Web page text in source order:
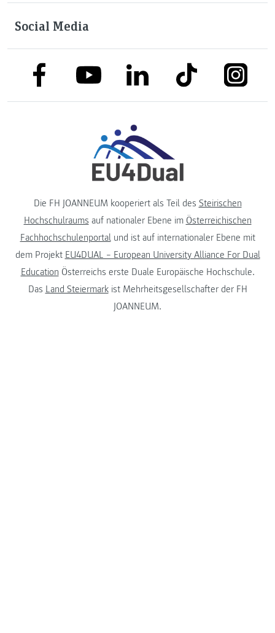
Social Media
link to facebooklink to youtubelink to linkedinlink to tiktok
Die FH JOANNEUM kooperiert als Teil des Steirischen
Hochschulraums auf nationaler Ebene im Österreichischen
Fachhochschulenportalund ist auf internationaler Ebene mit
dem Projekt EU4DUAL – European University Alliance For Dual
Education Österreichs erste Duale Europäische Hochschule.
Das Land Steiermarkist Mehrheitsgesellschafter der FH
JOANNEUM.